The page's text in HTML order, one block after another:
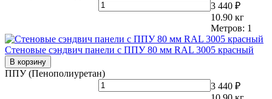
3 440 ₽
10.90 кг
Метров: 1
Стеновые сэндвич панели с ППУ 80 мм RAL 3005 красный
В корзину
ППУ (Пенополиуретан)
3 440 ₽